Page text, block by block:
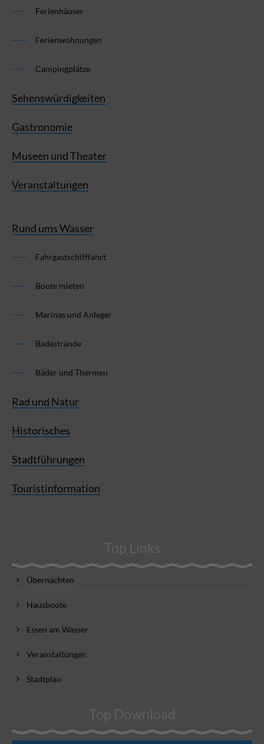
Ferienhäuser
Ferienwohnungen
Campingplätze
Sehenswürdigkeiten
Gastronomie
Museen und Theater
Veranstaltungen
Rund ums Wasser
Fahrgastschifffahrt
Boote mieten
Marinas und Anleger
Badestrände
Bäder und Thermen
Rad und Natur
Historisches
Stadtführungen
Touristinformation
Top Links
Übernachten
Hausboote
Essen am Wasser
Veranstaltungen
Stadtplan
Top Download